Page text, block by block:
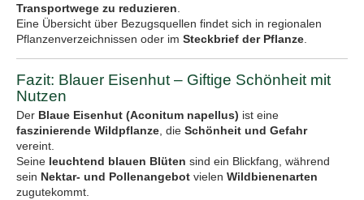
Transportwege zu reduzieren
Eine Übersicht über Bezugsquellen findet sich in regionalen
Pflanzenverzeichnissen oder im Steckbrief der Pflanze
Fazit: Blauer Eisenhut – Giftige Schönheit mit
Nutzen
Der Blaue Eisenhut (Aconitum napellus) ist eine
faszinierende Wildpflanze, die Schönheit und Gefahr
vereint.
Seine leuchtend blauen Blüten sind ein Blickfang, während
sein Nektar- und Pollenangebot vielen Wildbienenarten
zugutekommt.